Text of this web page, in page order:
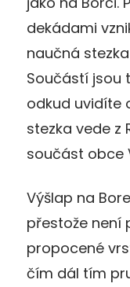
dekádami
naučná
Součástí jsou
odkud uvidíte
stezka vede z
součást obce
Výšlap na
přestože není
propocené
čím dál tím